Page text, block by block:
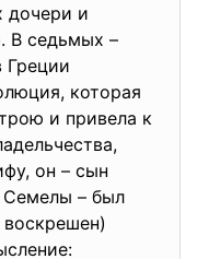
дочери и
В седьмых –
Греции
которая
и привела к
он – сын
– был